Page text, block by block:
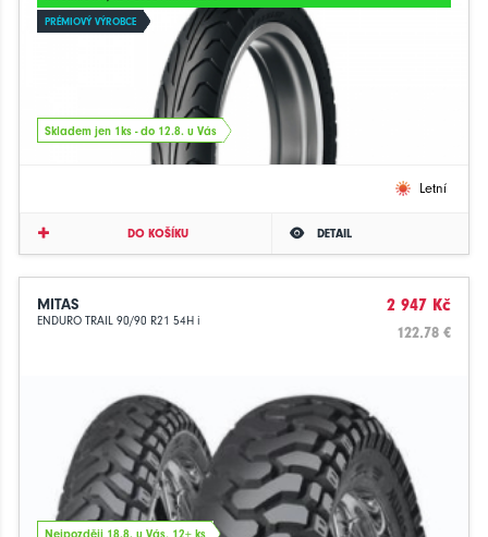
PRÉMIOVÝ VÝROBCE
Skladem jen 1ks - do 12.8. u Vás
Letní
DO KOŠÍKU DETAIL
MITAS
ENDURO TRAIL 90/90 R21 54H i
2 947 Kč
122.78 €